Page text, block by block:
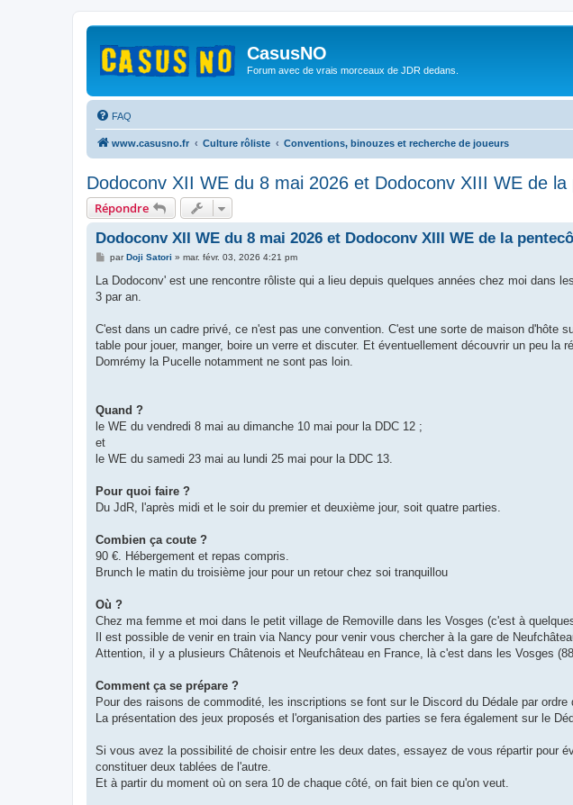
CasusNO
Forum avec de vrais morceaux de JDR dedans.
FAQ
www.casusno.fr Culture rôliste Conventions, binouzes et recherche de joueurs
Dodoconv XII WE du 8 mai 2026 et Dodoconv XIII WE de
Répondre
Dodoconv XII WE du 8 mai 2026 et Dodoconv XIII WE de la
M
s
a
parDoji Satori » mar. févr. 03, 2026 4:21 pm
La Dodoconv' est une rencontre rôliste qui a lieu depuis quelques années chez moi dans
3 par an.
C'est dans un cadre privé, ce n'est pas une convention. C'est une sorte de maison d'hôte
table pour jouer, manger, boire un verre et discuter. Et éventuellement découvrir un peu la
Domrémy la Pucelle notamment ne sont pas loin.
Quand ?
le WE du vendredi 8 mai au dimanche 10 mai pour la DDC 12 ;
et
le WE du samedi 23 mai au lundi 25 mai pour la DDC 13.
Pour quoi faire ?
Du JdR, l'après midi et le soir du premier et deuxième jour, soit quatre parties.
Combien ça coute ?
90 €. Hébergement et repas compris.
Brunch le matin du troisième jour pour un retour chez soi tranquillou
Où ?
Chez ma femme et moi dans le petit village de Removille dans les Vosges (c'est à
Il est possible de venir en train via Nancy pour venir vous chercher à la gare de
Attention, il y a plusieurs Châtenois et Neufchâteau en France, là c'est dans les Vosges
Comment ça se prépare ?
Pour des raisons de commodité, les inscriptions se font sur le Discord du Dédale par
La présentation des jeux proposés et l'organisation des parties se fera également sur le
Si vous avez la possibilité de choisir entre les deux dates, essayez de vous répartir pour
constituer deux tablées de l'autre.
Et à partir du moment où on sera 10 de chaque côté, on fait bien ce qu'on veut.